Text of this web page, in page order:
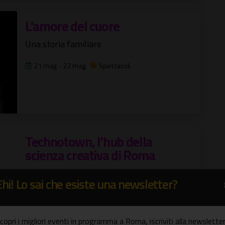
L'amore del cuore
Una storia familiare
21 mag - 22 mag Spettacoli
Technotown, l'hub della
scienza creativa di Roma
chiusura
19 mag - 31 dic Bambini e famiglie
Lo sai che esiste una newsletter?
i migliori eventi in programma a Roma, iscriviti alla